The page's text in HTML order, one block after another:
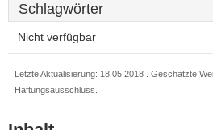
Schlagwörter
Nicht verfügbar
Letzte Aktualisierung: 18.05.2018 . Geschätzte
Haftungsausschluss.